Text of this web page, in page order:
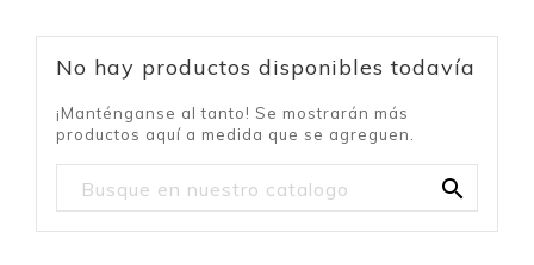
No hay productos disponibles todavía
¡Manténganse al tanto! Se mostrarán más
productos aquí a medida que se agreguen.
